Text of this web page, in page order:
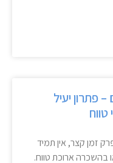
פתרון יעיל
זמן קצר, אין תמיד
בהשכרה ארוכת טווח.